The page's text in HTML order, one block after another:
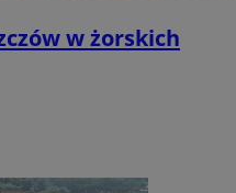
w żorskich